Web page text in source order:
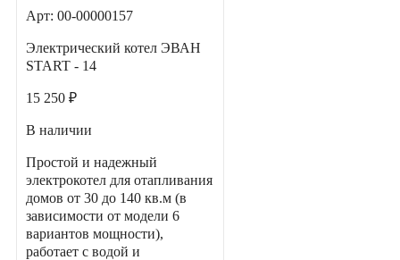
Арт: 00-00000157
Электрический котел ЭВАН
START - 14
15 250 ₽
В наличии
Простой и надежный
электрокотел для отапливания
домов от 30 до 140 кв.м (в
зависимости от модели 6
вариантов мощности),
работает с водой и